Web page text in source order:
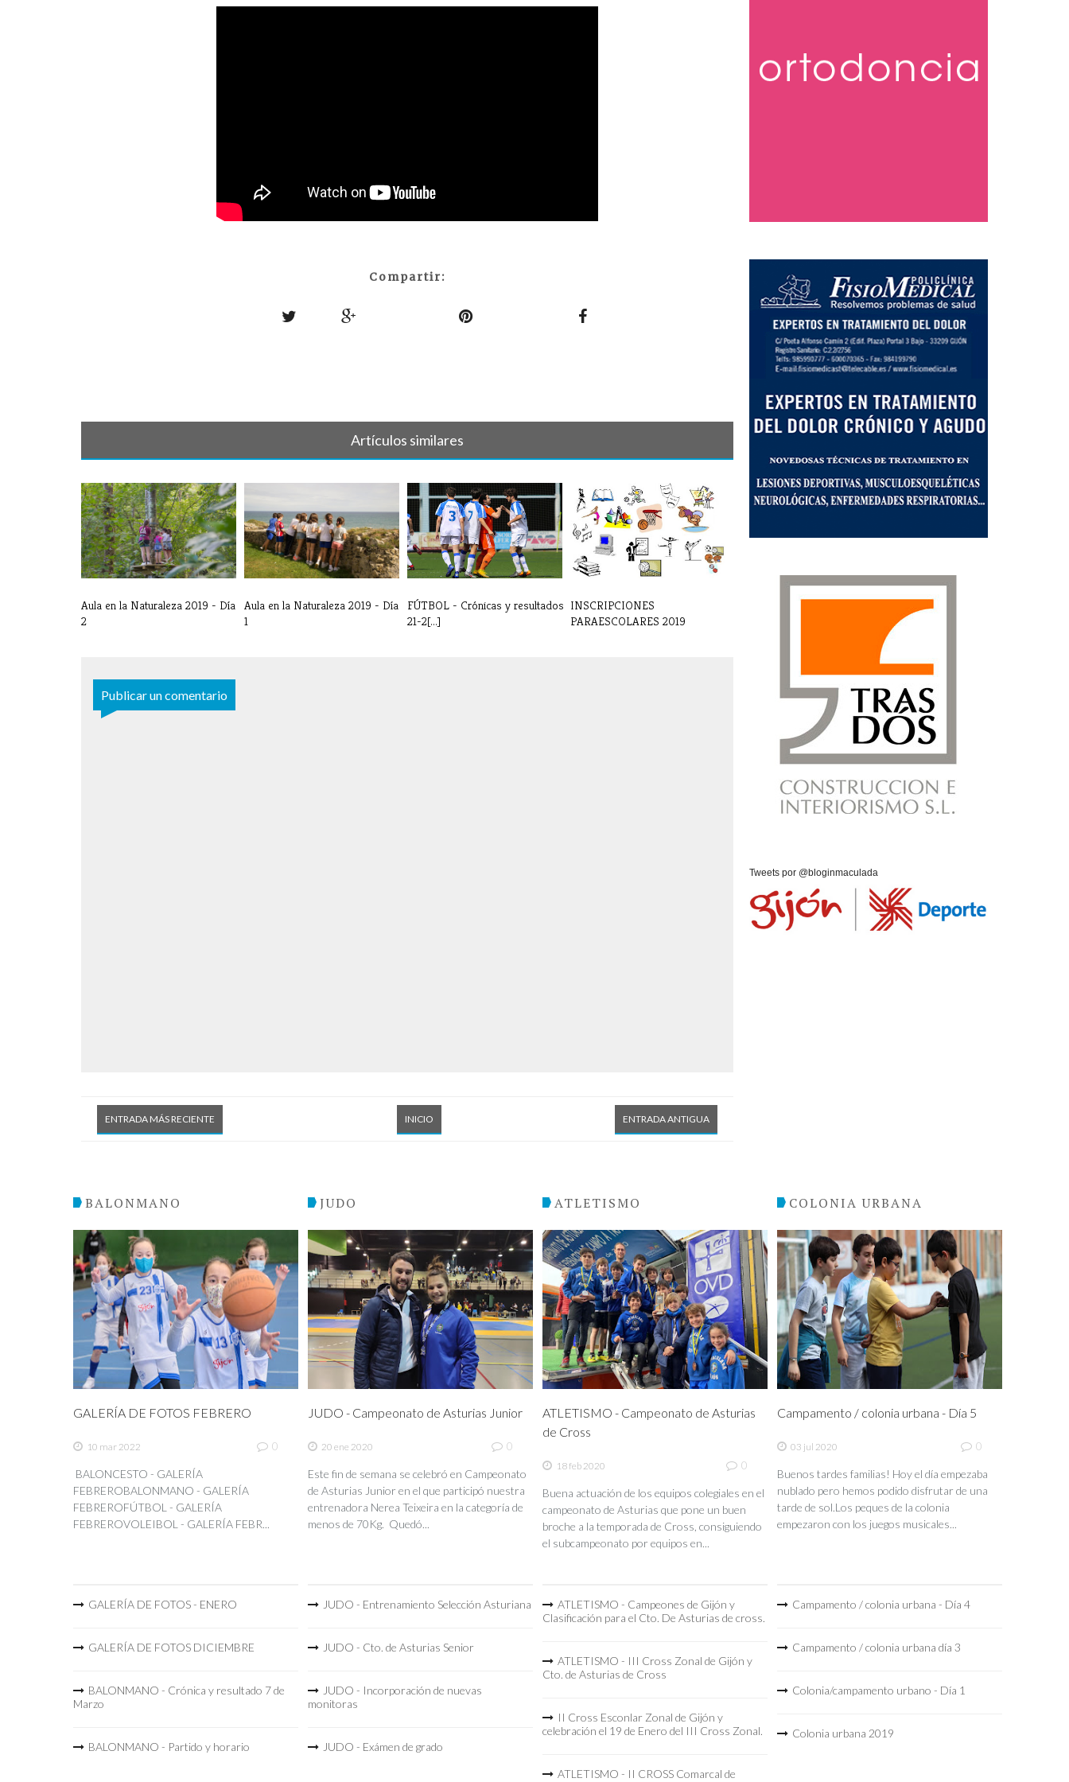
Compartir:
Artículos similares
Aula en la Naturaleza 2019 - Día
2
Aula en la Naturaleza 2019 - Día
1
FÚTBOL - Crónicas y resultados
21-2[...]
INSCRIPCIONES
PARAESCOLARES 2019
Publicar un comentario
ENTRADA MÁS RECIENTE ENTRADA ANTIGUA
INICIO
Tweets por @bloginmaculada
BALONMANO
GALERÍA DE FOTOS FEBRERO
10 mar 2022 0
BALONCESTO - GALERÍA
FEBREROBALONMANO - GALERÍA
FEBREROFÚTBOL - GALERÍA
FEBREROVOLEIBOL - GALERÍA FEBR...
GALERÍA DE FOTOS - ENERO
GALERÍA DE FOTOS DICIEMBRE
BALONMANO - Crónica y resultado 7 de
Marzo
BALONMANO - Partido y horario
JUDO
JUDO - Campeonato de Asturias Junior
20 ene 2020 0
Este fin de semana se celebró en Campeonato
de Asturias Junior en el que participó nuestra
entrenadora Nerea Teixeira en la categoría de
menos de 70Kg. Quedó...
JUDO - Entrenamiento Selección Asturiana
JUDO - Cto. de Asturias Senior
JUDO - Incorporación de nuevas
monitoras
JUDO - Exámen de grado
ATLETISMO
ATLETISMO - Campeonato de Asturias
de Cross
18 feb 2020 0
Buena actuación de los equipos colegiales en el
campeonato de Asturias que pone un buen
broche a la temporada de Cross, consiguiendo
el subcampeonato por equipos en...
ATLETISMO - Campeones de Gijón y
Clasificación para el Cto. De Asturias de cross.
ATLETISMO - III Cross Zonal de Gijón y
Cto. de Asturias de Cross
II Cross Esconlar Zonal de Gijón y
celebración el 19 de Enero del III Cross Zonal.
ATLETISMO - II CROSS Comarcal de
COLONIA URBANA
Campamento / colonia urbana - Día 5
03 jul 2020 0
Buenos tardes familias! Hoy el día empezaba
nublado pero hemos podido disfrutar de una
tarde de sol.Los peques de la colonia
empezaron con los juegos musicales...
Campamento / colonia urbana - Día 4
Campamento / colonia urbana día 3
Colonia/campamento urbano - Día 1
Colonia urbana 2019